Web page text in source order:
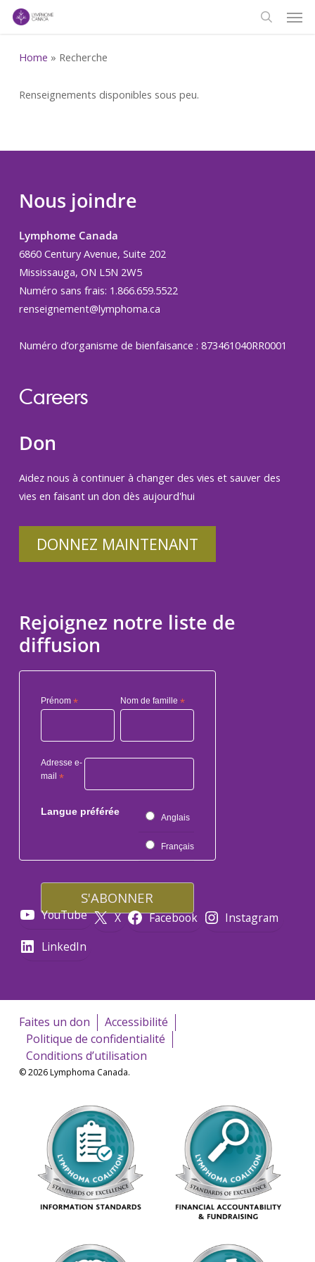
Skip
contentHome » Recherche
Renseignements disponibles sous peu.
Nous joindre
Lymphome Canada
6860 Century Avenue, Suite 202
Mississauga, ON L5N 2W5
Numéro sans frais: 1.866.659.5522
renseignement@lymphoma.ca
Numéro d’organisme de bienfaisance : 873461040RR0001
Careers
Don
Aidez nous à continuer à changer des vies et sauver des
vies en faisant un don dès aujourd'hui
DONNEZ MAINTENANT
Rejoignez notre liste de
diffusion
Prénom * Nom de famille*
Adresse e-
mail *
Langue préférée
Anglais
Français
YouTube X Facebook
Instagram
LinkedIn
Faites un don
Accessibilité
Politique de confidentialité
Conditions d’utilisation
© 2026 Lymphoma Canada.